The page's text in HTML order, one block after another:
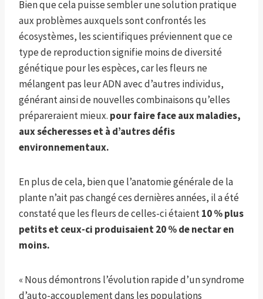
Bien que cela puisse sembler une solution pratique
aux problèmes auxquels sont confrontés les
écosystèmes, les scientifiques préviennent que ce
type de reproduction signifie moins de diversité
génétique pour les espèces, car les fleurs ne
mélangent pas leur ADN avec d’autres individus,
générant ainsi de nouvelles combinaisons qu’elles
prépareraient mieux. pour faire face aux maladies,
aux sécheresses et à d’autres défis
environnementaux.
En plus de cela, bien que l’anatomie générale de la
plante n’ait pas changé ces dernières années, il a été
constaté que les fleurs de celles-ci étaient10 % plus
petits et ceux-ci produisaient 20 % de nectar en
moins.
« Nous démontrons l’évolution rapide d’un syndrome
d’auto-accouplement dans les populations